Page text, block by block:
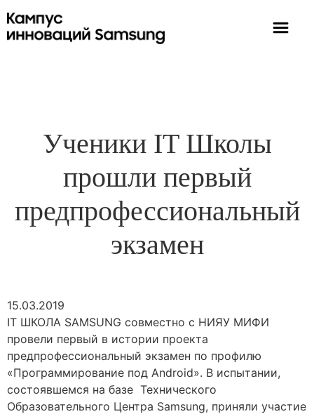
Ученики IT Школы
прошли первый
предпрофессиональный
экзамен
15.03.2019
IT ШКОЛА SAMSUNG совместно с НИЯУ МИФИ
провели первый в истории проекта
предпрофессиональный экзамен по профилю
«Программирование под Android». В испытании,
состоявшемся на базе Технического
Образовательного Центра Samsung, приняли участие